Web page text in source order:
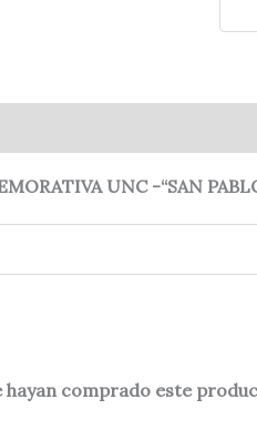
UNC -“SAN
comprado este